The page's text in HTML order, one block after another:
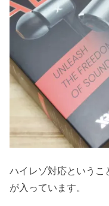
ハイレゾ対応というこ
が入っています。